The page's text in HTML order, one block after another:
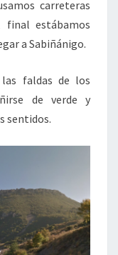
carreteras
final estábamos
a Sabiñánigo.
las faldas de los
de verde y
sentidos.